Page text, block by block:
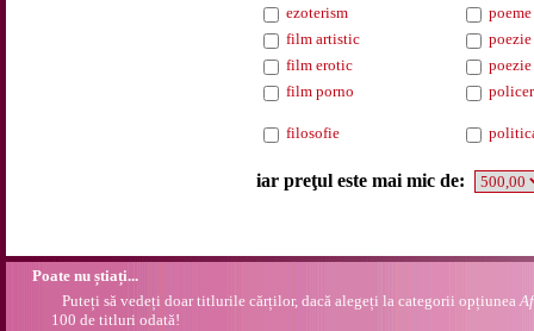
ezoterism
poeme
film artistic
poezie
film erotic
film porno
filosofie
iar preţul este mai mic de:
Poate nu știați...
Puteți să vedeți doar titlurile cărților, dacă alegeți la categorii opțiunea
100 de titluri odată!